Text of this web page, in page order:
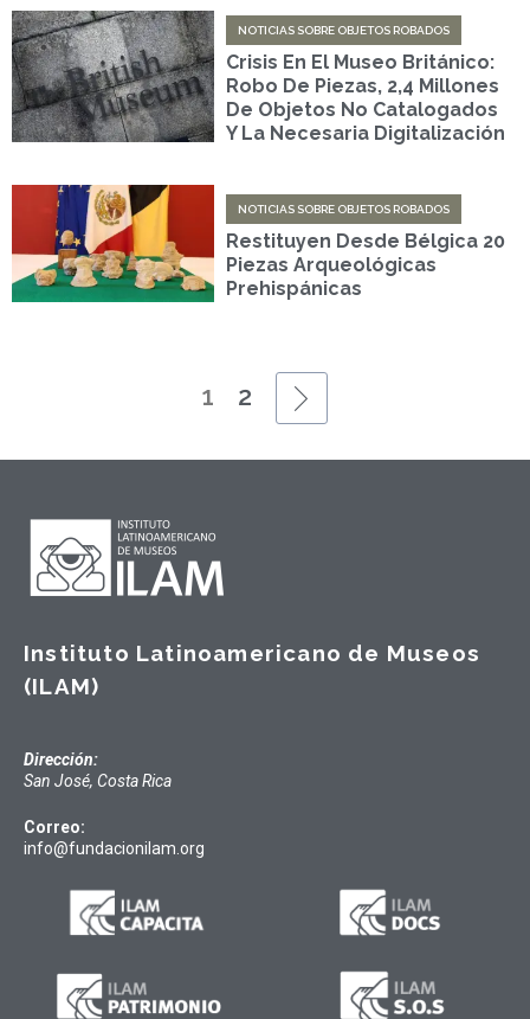
NOTICIAS SOBRE OBJETOS ROBADOS
Crisis En El Museo Británico:
Robo De Piezas, 2,4 Millones
De Objetos No Catalogados
Y La Necesaria Digitalización
NOTICIAS SOBRE OBJETOS ROBADOS
Restituyen Desde Bélgica 20
Piezas Arqueológicas
Prehispánicas
1 2
Instituto Latinoamericano de Museos
(ILAM)
Dirección:
San José, Costa Rica
Correo:
info@fundacionilam.org